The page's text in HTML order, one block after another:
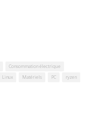
Consommation électrique
Linux Matériels PC
ryzen